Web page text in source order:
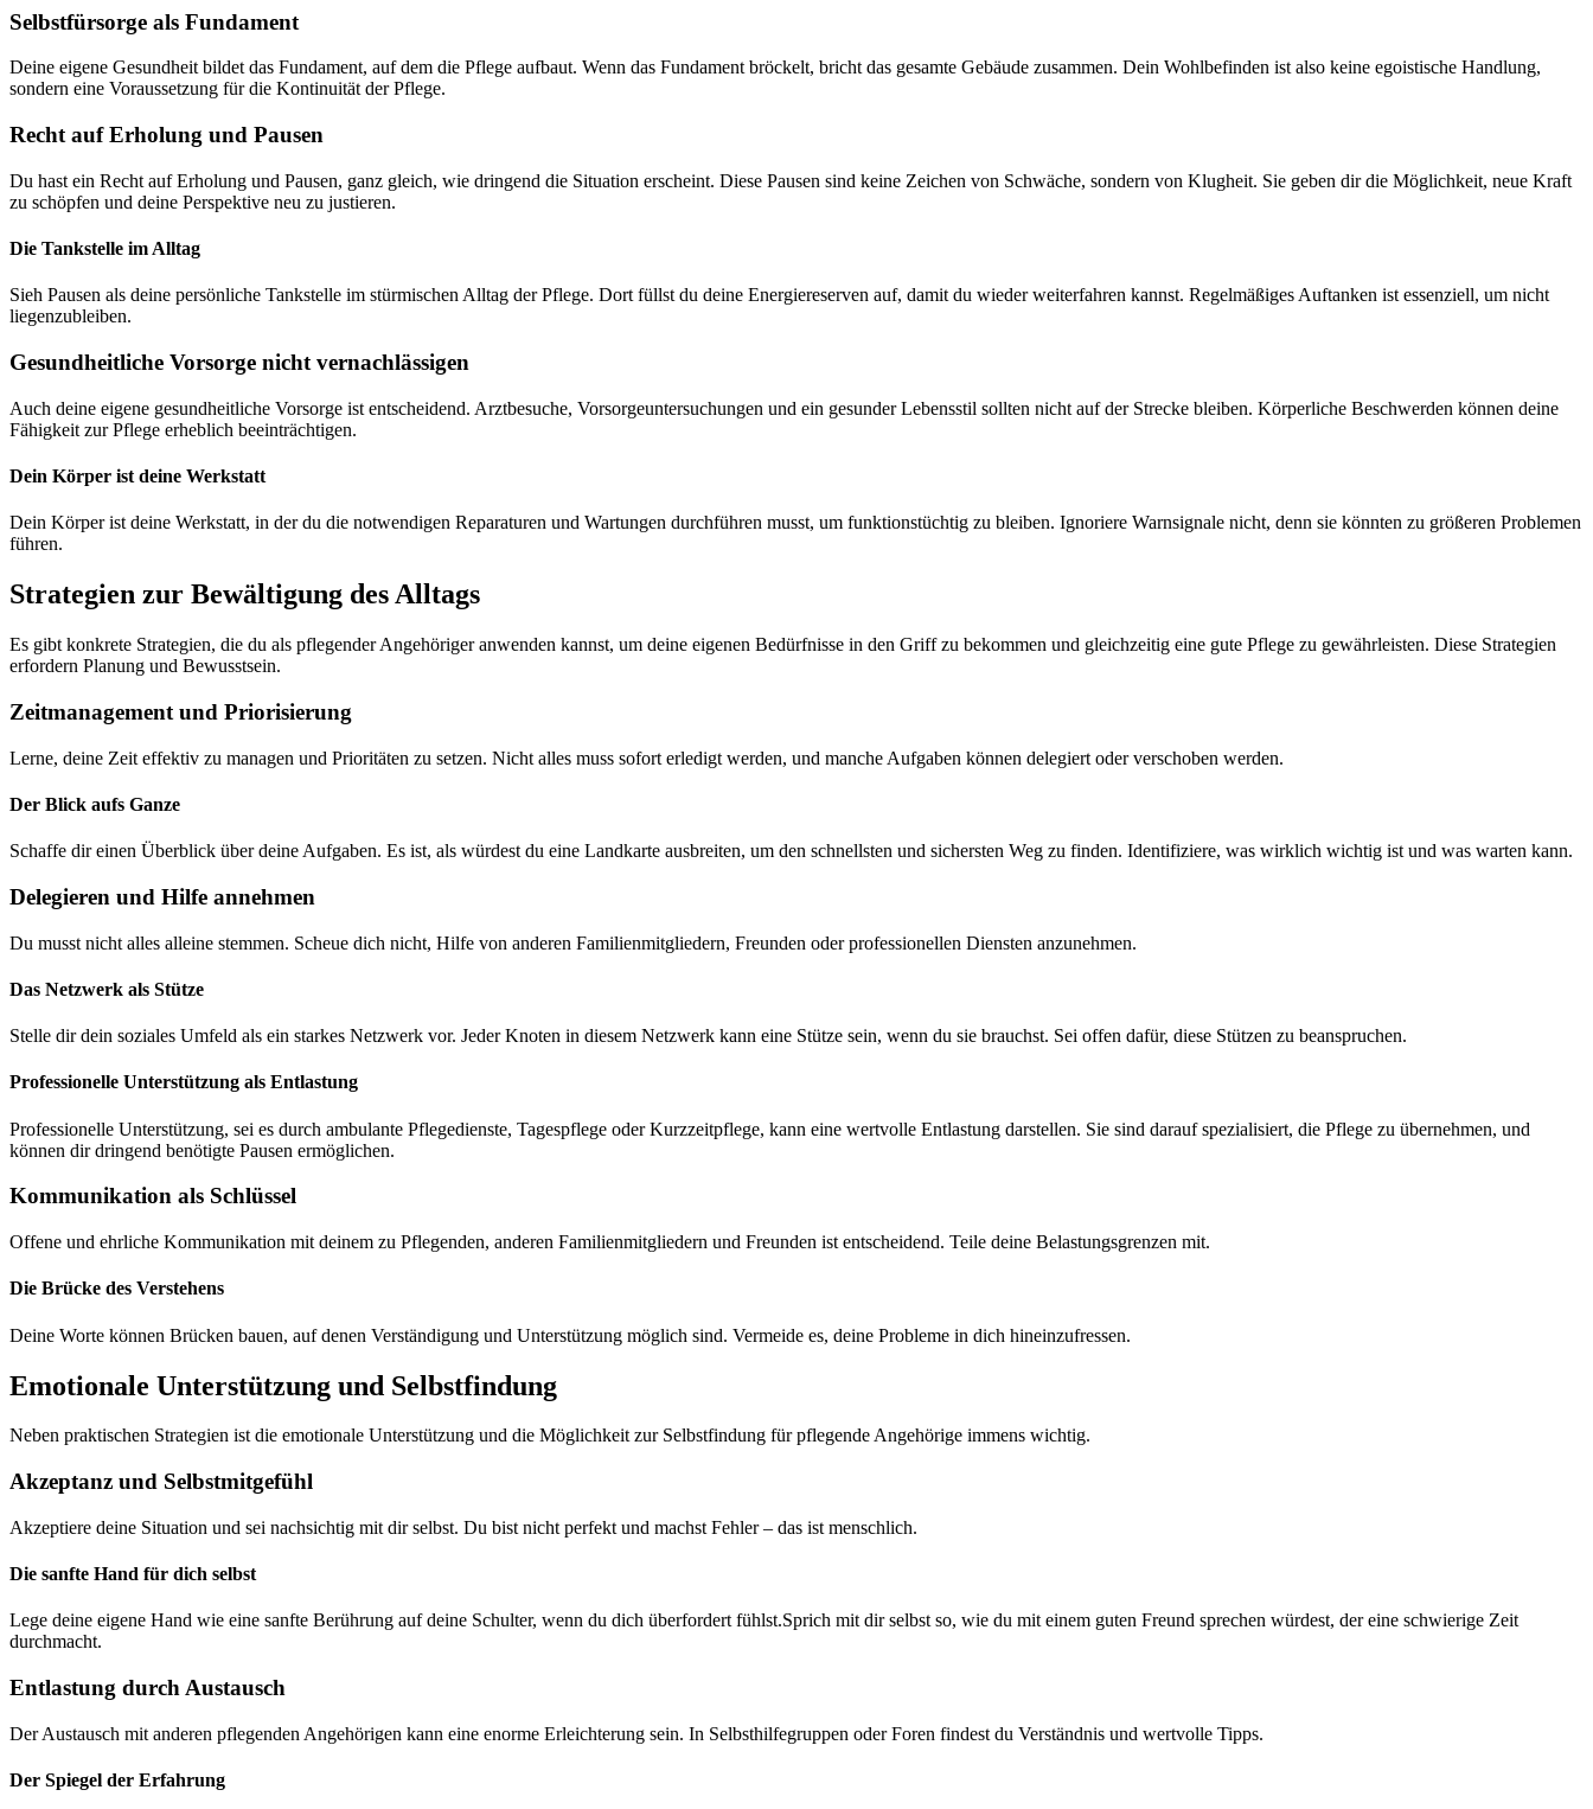
Selbstfürsorge als Fundament
Deine eigene Gesundheit bildet das Fundament, auf dem die Pflege aufbaut. Wenn das Fundament bröckelt, bricht das gesamte Gebäude zusammen. Dein Wohlbefinden ist also keine egoistische Handlung,
sondern eine Voraussetzung für die Kontinuität der Pflege.
Recht auf Erholung und Pausen
Du hast ein Recht auf Erholung und Pausen, ganz gleich, wie dringend die Situation erscheint. Diese Pausen sind keine Zeichen von Schwäche, sondern von Klugheit. Sie geben dir die Möglichkeit, neue Kraft
zu schöpfen und deine Perspektive neu zu justieren.
Die Tankstelle im Alltag
Sieh Pausen als deine persönliche Tankstelle im stürmischen Alltag der Pflege. Dort füllst du deine Energiereserven auf, damit du wieder weiterfahren kannst. Regelmäßiges Auftanken ist essenziell, um nicht
liegenzubleiben.
Gesundheitliche Vorsorge nicht vernachlässigen
Auch deine eigene gesundheitliche Vorsorge ist entscheidend. Arztbesuche, Vorsorgeuntersuchungen und ein gesunder Lebensstil sollten nicht auf der Strecke bleiben. Körperliche Beschwerden können deine
Fähigkeit zur Pflege erheblich beeinträchtigen.
Dein Körper ist deine Werkstatt
Dein Körper ist deine Werkstatt, in der du die notwendigen Reparaturen und Wartungen durchführen musst, um funktionstüchtig zu bleiben. Ignoriere Warnsignale nicht, denn sie könnten zu größeren Problemen
führen.
Strategien zur Bewältigung des Alltags
Es gibt konkrete Strategien, die du als pflegender Angehöriger anwenden kannst, um deine eigenen Bedürfnisse in den Griff zu bekommen und gleichzeitig eine gute Pflege zu gewährleisten. Diese Strategien
erfordern Planung und Bewusstsein.
Zeitmanagement und Priorisierung
Lerne, deine Zeit effektiv zu managen und Prioritäten zu setzen. Nicht alles muss sofort erledigt werden, und manche Aufgaben können delegiert oder verschoben werden.
Der Blick aufs Ganze
Schaffe dir einen Überblick über deine Aufgaben. Es ist, als würdest du eine Landkarte ausbreiten, um den schnellsten und sichersten Weg zu finden. Identifiziere, was wirklich wichtig ist und was warten kann.
Delegieren und Hilfe annehmen
Du musst nicht alles alleine stemmen. Scheue dich nicht, Hilfe von anderen Familienmitgliedern, Freunden oder professionellen Diensten anzunehmen.
Das Netzwerk als Stütze
Stelle dir dein soziales Umfeld als ein starkes Netzwerk vor. Jeder Knoten in diesem Netzwerk kann eine Stütze sein, wenn du sie brauchst. Sei offen dafür, diese Stützen zu beanspruchen.
Professionelle Unterstützung als Entlastung
Professionelle Unterstützung, sei es durch ambulante Pflegedienste, Tagespflege oder Kurzzeitpflege, kann eine wertvolle Entlastung darstellen. Sie sind darauf spezialisiert, die Pflege zu übernehmen, und
können dir dringend benötigte Pausen ermöglichen.
Kommunikation als Schlüssel
Offene und ehrliche Kommunikation mit deinem zu Pflegenden, anderen Familienmitgliedern und Freunden ist entscheidend. Teile deine Belastungsgrenzen mit.
Die Brücke des Verstehens
Deine Worte können Brücken bauen, auf denen Verständigung und Unterstützung möglich sind. Vermeide es, deine Probleme in dich hineinzufressen.
Emotionale Unterstützung und Selbstfindung
Neben praktischen Strategien ist die emotionale Unterstützung und die Möglichkeit zur Selbstfindung für pflegende Angehörige immens wichtig.
Akzeptanz und Selbstmitgefühl
Akzeptiere deine Situation und sei nachsichtig mit dir selbst. Du bist nicht perfekt und machst Fehler – das ist menschlich.
Die sanfte Hand für dich selbst
Lege deine eigene Hand wie eine sanfte Berührung auf deine Schulter, wenn du dich überfordert fühlst.Sprich mit dir selbst so, wie du mit einem guten Freund sprechen würdest, der eine schwierige Zeit
durchmacht.
Entlastung durch Austausch
Der Austausch mit anderen pflegenden Angehörigen kann eine enorme Erleichterung sein. In Selbsthilfegruppen oder Foren findest du Verständnis und wertvolle Tipps.
Der Spiegel der Erfahrung